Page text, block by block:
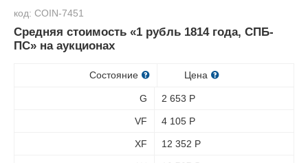
код: COIN-7451
Средняя стоимость «1 рубль 1814 года, СПБ-
ПС» на аукционах
Состояние Цена
G 2 653 Р
VF 4 105 Р
XF 12 352 Р